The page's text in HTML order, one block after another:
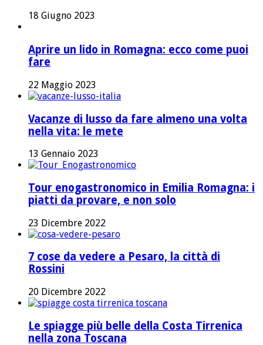
18 Giugno 2023
Aprire un lido in Romagna: ecco come puoi
fare
22 Maggio 2023
Vacanze di lusso da fare almeno una volta
nella vita: le mete
13 Gennaio 2023
Tour enogastronomico in Emilia Romagna: i
piatti da provare, e non solo
23 Dicembre 2022
7 cose da vedere a Pesaro, la città di
Rossini
20 Dicembre 2022
Le spiagge più belle della Costa Tirrenica
nella zona Toscana